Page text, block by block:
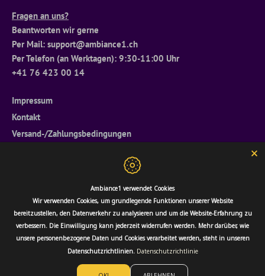
Fragen an uns?
Beantworten wir gerne
Per Mail: support@ambiance1.ch
Per Telefon (an Werktagen): 9:30-11:00 Uhr
+41 76 423 00 14
Impressum
Kontakt
Versand-/Zahlungsbedingungen
Allgemeine Geschäftsbedingungen
Datenschutzerklärung
Retourenportal
Ambiance1 verwendet Cookies
Wir verwenden Cookies, um grundlegende Funktionen unserer Website
bereitzustellen, den Datenverkehr zu analysieren und um die Website-Erfahrung zu
verbessern. Die Einwilligung kann jederzeit widerrufen werden. Mehr darüber, wie
unsere personenbezogene Daten und Cookies verarbeitet werden, steht in unseren
Datenschutzrichtlinien. Datenschutzrichtlinie